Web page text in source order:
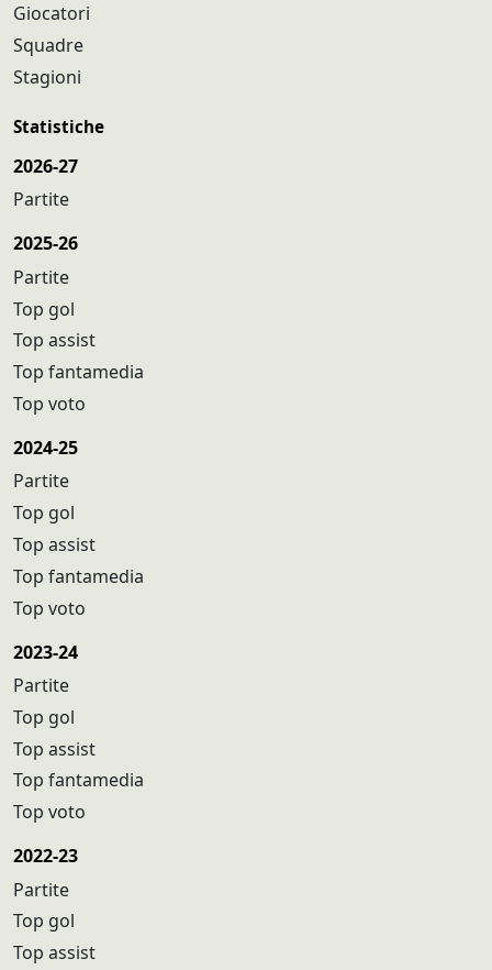
Giocatori
Squadre
Stagioni
Statistiche
2026-27
Partite
2025-26
Partite
Top gol
Top assist
Top fantamedia
Top voto
2024-25
Partite
Top gol
Top assist
Top fantamedia
Top voto
2023-24
Partite
Top gol
Top assist
Top fantamedia
Top voto
2022-23
Partite
Top gol
Top assist